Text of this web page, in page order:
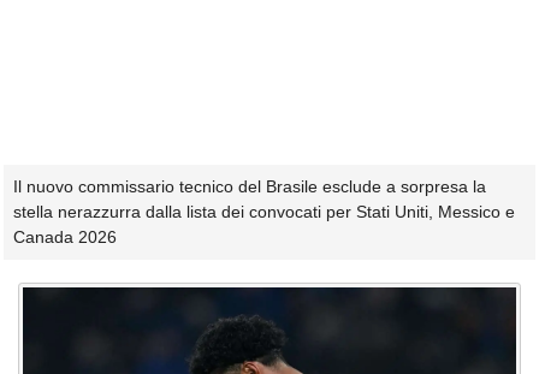
Il nuovo commissario tecnico del Brasile esclude a sorpresa la
stella nerazzurra dalla lista dei convocati per Stati Uniti, Messico e
Canada 2026